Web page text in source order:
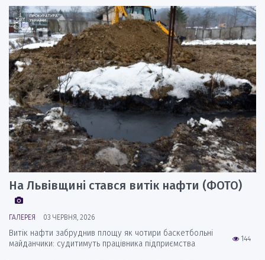
На Львівщині стався витік нафти (ФОТО)
ГАЛЕРЕЯ 03 ЧЕРВНЯ, 2026
144
Витік нафти забруднив площу як чотири баскетбольні
майданчики: судитимуть працівника підприємства